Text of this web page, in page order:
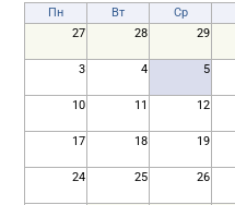
Пн Вт Ср
27
28 29
3 4 5
10 11 12
17 18 19
24 25 26